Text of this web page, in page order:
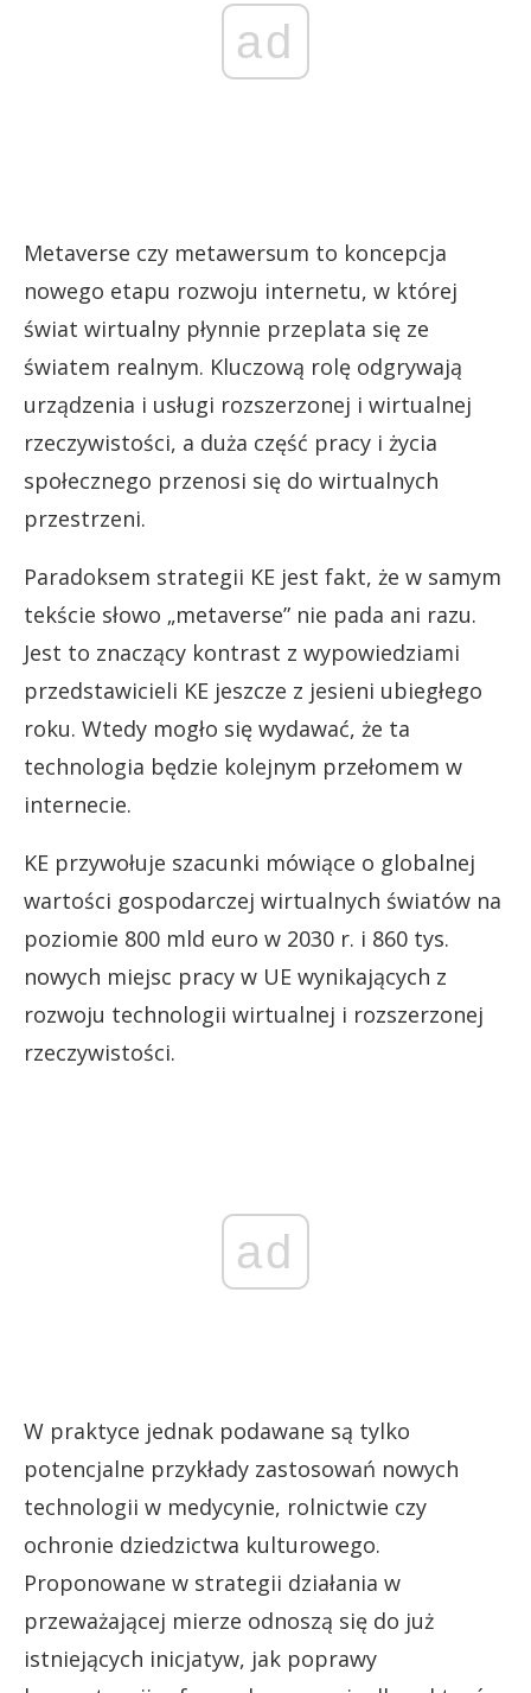
ad
Metaverse czy metawersum to koncepcja
nowego etapu rozwoju internetu, w której
świat wirtualny płynnie przeplata się ze
światem realnym. Kluczową rolę odgrywają
urządzenia i usługi rozszerzonej i wirtualnej
rzeczywistości, a duża część pracy i życia
społecznego przenosi się do wirtualnych
przestrzeni.
Paradoksem strategii KE jest fakt, że w samym
tekście słowo „metaverse” nie pada ani razu.
Jest to znaczący kontrast z wypowiedziami
przedstawicieli KE jeszcze z jesieni ubiegłego
roku. Wtedy mogło się wydawać, że ta
technologia będzie kolejnym przełomem w
internecie.
KE przywołuje szacunki mówiące o globalnej
wartości gospodarczej wirtualnych światów na
poziomie 800 mld euro w 2030 r. i 860 tys.
nowych miejsc pracy w UE wynikających z
rozwoju technologii wirtualnej i rozszerzonej
rzeczywistości.
ad
W praktyce jednak podawane są tylko
potencjalne przykłady zastosowań nowych
technologii w medycynie, rolnictwie czy
ochronie dziedzictwa kulturowego.
Proponowane w strategii działania w
przeważającej mierze odnoszą się do już
istniejących inicjatyw, jak poprawy